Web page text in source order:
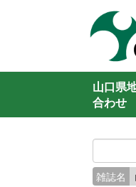
山口県
合わせ
雑誌名